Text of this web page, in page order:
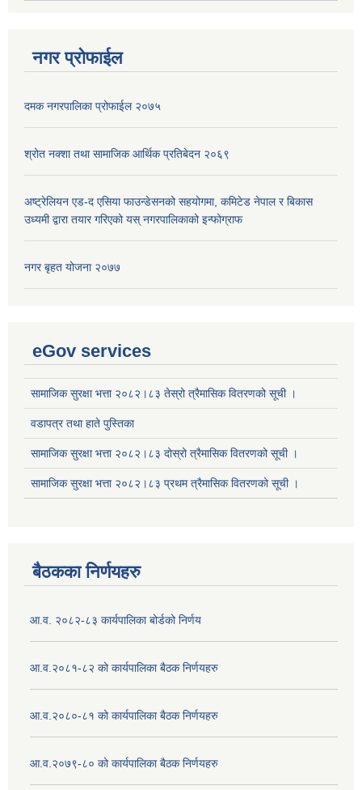
नगर प्रोफाईल
दमक नगरपालिका प्रोफाईल २०७५
श्रोत नक्शा तथा सामाजिक आर्थिक प्रतिबेदन २०६९
अष्ट्रेलियन एड-द एसिया फाउन्डेसनको सहयोगमा, कमिटेड नेपाल र बिकास
उध्यमी द्वारा तयार गरिएको यस् नगरपालिकाको इन्फोग्राफ
नगर बृहत योजना २०७७
eGov services
सामाजिक सुरक्षा भत्ता २०८२।८३ तेस्रो त्रैमासिक वितरणको सूची ।
वडापत्र तथा हाते पुस्तिका
सामाजिक सुरक्षा भत्ता २०८२।८३ दोस्रो त्रैमासिक वितरणको सूची ।
सामाजिक सुरक्षा भत्ता २०८२।८३ प्रथम त्रैमासिक वितरणको सूची ।
बैठकका निर्णयहरु
आ.व. २०८२-८३ कार्यपालिका बोर्डको निर्णय
आ.व.२०८१-८२ को कार्यपालिका बैठक निर्णयहरु
आ.व.२०८०-८१ को कार्यपालिका बैठक निर्णयहरु
आ.व.२०७९-८० को कार्यपालिका बैठक निर्णयहरु